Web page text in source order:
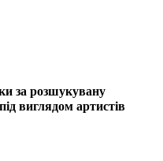
за розшукувану
виглядом артистів